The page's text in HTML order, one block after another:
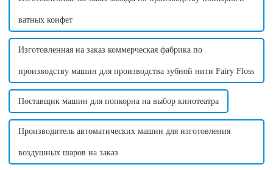
ватных конфет
Изготовленная на заказ коммерческая фабрика по
производству машин для производства зубной нити Fairy Floss
Поставщик машин для попкорна на выбор кинотеатра
Производитель автоматических машин для изготовления
воздушных шаров на заказ